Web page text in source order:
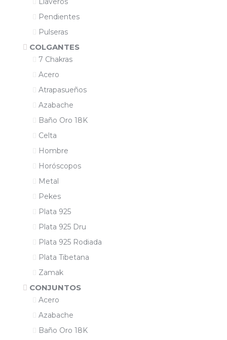
Pendientes
Pulseras
COLGANTES
7 Chakras
Acero
Atrapasueños
Azabache
Baño Oro 18K
Celta
Hombre
Horóscopos
Metal
Pekes
Plata 925
Plata 925 Dru
Plata 925 Rodiada
Plata Tibetana
Zamak
CONJUNTOS
Acero
Azabache
Baño Oro 18K